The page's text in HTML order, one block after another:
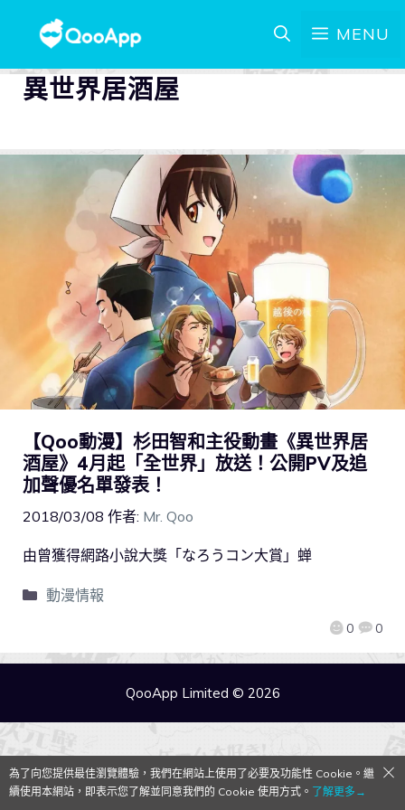
MENU
異世界居酒屋
【Qoo動漫】杉田智和主役動畫《異世界居
酒屋》4月起「全世界」放送！公開PV及追
加聲優名單發表！
2018/03/08 作者: Mr. Qoo
0 0
由曾獲得網路小說大獎「なろうコン大賞」蝉
動漫情報
QooApp Limited © 2026
為了向您提供最佳瀏覽體驗，我們在網站上使用了必要及功能性 Cookie。繼
續使用本網站，即表示您了解並同意我們的 Cookie 使用方式。 了解更多→